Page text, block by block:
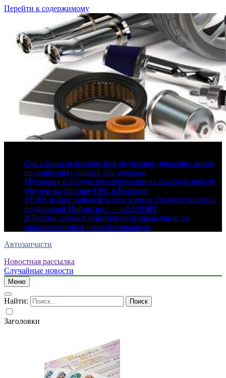
Перейти к содержимому
Gut: слишком быстрое или медленное движение пищи
по кишечнику опасно для здоровья
Мухаммад и Сехудо отреагировали на быструю победу
Медича на турнире UFC в Белграде
УЕФА может попросить всех членов отозвать письма с
поддержкой Инфантино — talkSPORT
В России создают генетический справочник по
злокачественным новообразованиям
Автозапчасти
Новостная рассылка
Случайные новости
Меню
Найти:
Заголовки